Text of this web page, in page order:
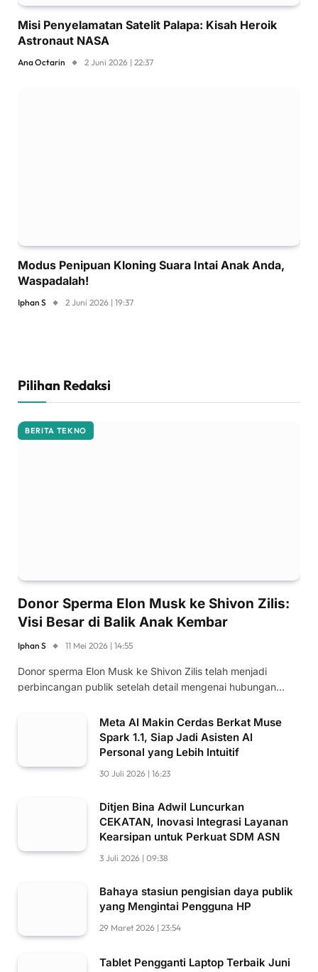
Misi Penyelamatan Satelit Palapa: Kisah Heroik
Astronaut NASA
Ana Octarin 2 Juni 2026 | 22:37
Modus Penipuan Kloning Suara Intai Anak Anda,
Waspadalah!
Iphan S 2 Juni 2026 | 19:37
Pilihan Redaksi
BERITA TEKNO
Donor Sperma Elon Musk ke Shivon Zilis:
Visi Besar di Balik Anak Kembar
Iphan S 11 Mei 2026 | 14:55
Donor sperma Elon Musk ke Shivon Zilis telah menjadi
perbincangan publik setelah detail mengenai hubungan…
Meta AI Makin Cerdas Berkat Muse
Spark 1.1, Siap Jadi Asisten AI
Personal yang Lebih Intuitif
30 Juli 2026 | 16:23
Ditjen Bina Adwil Luncurkan
CEKATAN, Inovasi Integrasi Layanan
Kearsipan untuk Perkuat SDM ASN
3 Juli 2026 | 09:38
Bahaya stasiun pengisian daya publik
yang Mengintai Pengguna HP
29 Maret 2026 | 23:54
Tablet Pengganti Laptop Terbaik Juni